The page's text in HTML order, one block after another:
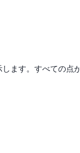
ます。すべての点